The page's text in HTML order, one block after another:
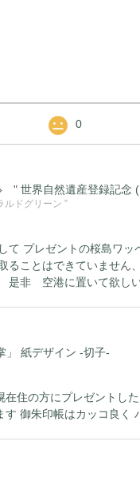
0
" 世界自然遺産登録記念
ルドグリーン ”
て プレゼントの桜島ワ
ることはできていませ
是非 空港に置いて欲し
」 紙デザイン -切子-
住の方にプレゼントし
御朱印帳はカッコ良く